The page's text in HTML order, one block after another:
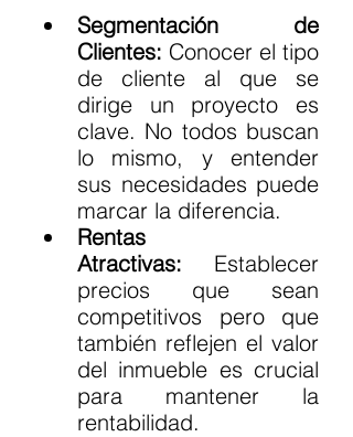
Segmentación de
Clientes: Conocer el tipo
de cliente al que se
dirige un proyecto es
clave. No todos buscan
lo mismo, y entender
sus necesidades puede
marcar la diferencia.
Rentas
Atractivas: Establecer
precios que sean
competitivos pero que
también reflejen el valor
del inmueble es crucial
para mantener la
rentabilidad.